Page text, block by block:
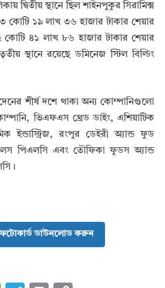
দ্বিতীয় স্থানে ছিল শাইনপুকুর সিরামিক্স
কোটি ১৯ লাখ ৩৬ হাজার টাকার শেয়ার
৪১ লাখ ৮৬ হাজার টাকার শেয়ার
স্থানে রয়েছে ডমিনেজ স্টিল বিল্ডিং
শীর্ষ দশে থাকা অন্য কোম্পানিগুলো
ভিএফএস থ্রেড ডাইং, এশিয়াটিক
ইন্ডাস্ট্রিজ, রংপুর ডেইরী অ্যান্ড ফুড
পিএলসি এবং তৌফিকা ফুডস অ্যান্ড
ডাউনলোড করুন